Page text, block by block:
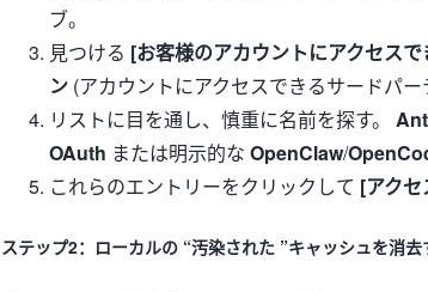
ブ。
見つける [お客様のアカウントにアクセス
ン (アカウントにアクセスできるサードパー
リストに目を通し、慎重に名前を探す。
OAuth または明示的な OpenClaw/
これらのエントリーをクリックして [アクセ
ステップ2：ローカルの “汚染された ”キャッシュを消去